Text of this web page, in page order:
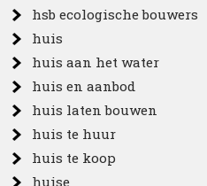
hsb ecologische bouwers
huis
huis aan het water
huis en aanbod
huis laten bouwen
huis te huur
huis te koop
huise